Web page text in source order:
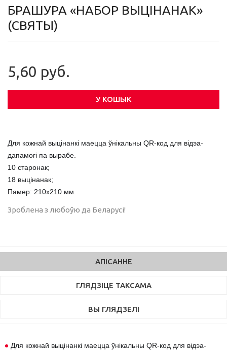
БРАШУРА «НАБОР ВЫЦІНАНАК»
(СВЯТЫ)
5,60 руб.
У КОШЫК
Для кожнай выцінанкі маецца ўнікальны QR-код для відэа-
дапамогі па вырабе.
10 старонак;
18 выцінанак;
Памер: 210х210 мм.
Зроблена з любоўю да Беларусі!
АПІСАННЕ
ГЛЯДЗІЦЕ ТАКСАМА
ВЫ ГЛЯДЗЕЛІ
Для кожнай выцінанкі маецца ўнікальны QR-код для відэа-